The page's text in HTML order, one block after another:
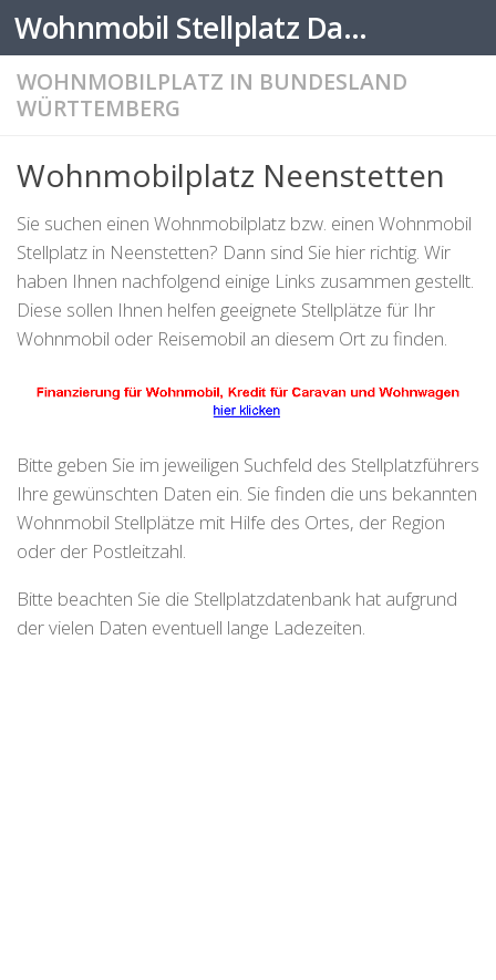
Zum Inhalt springen Wohnmobil Stellplatz Datenbank
WOHNMOBILPLATZ IN BUNDESLAND
WÜRTTEMBERG
Wohnmobilplatz Neenstetten
Sie suchen einen Wohnmobilplatz bzw. einen Wohnmobil
Stellplatz in Neenstetten? Dann sind Sie hier richtig. Wir
haben Ihnen nachfolgend einige Links zusammen gestellt.
Diese sollen Ihnen helfen geeignete Stellplätze für Ihr
Wohnmobil oder Reisemobil an diesem Ort zu finden.
Bitte geben Sie im jeweiligen Suchfeld des Stellplatzführers
Ihre gewünschten Daten ein. Sie finden die uns bekannten
Wohnmobil Stellplätze mit Hilfe des Ortes, der Region
oder der Postleitzahl.
Bitte beachten Sie die Stellplatzdatenbank hat aufgrund
der vielen Daten eventuell lange Ladezeiten.